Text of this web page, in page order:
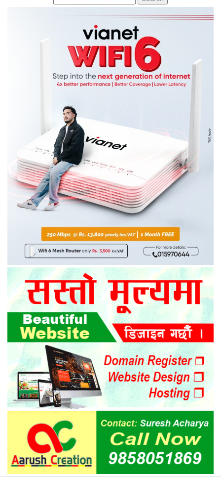
for: